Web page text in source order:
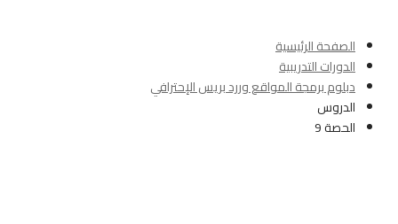
الصفحة الرئيسية
الدورات التدريبية
دبلوم برمجة المواقع وررد بريس الإحترافي
الدروس
الحصة 9